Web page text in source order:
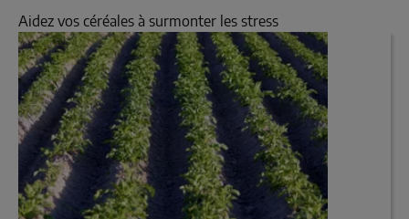
Aidez vos céréales à surmonter les stress